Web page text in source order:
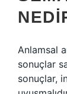
Anlamsal
sonuçlar
sonuçlar,